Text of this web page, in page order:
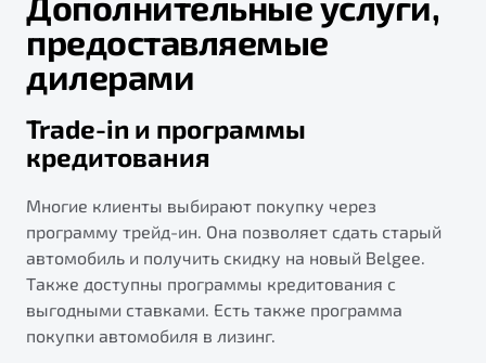
предоставляемые
дилерами
Trade-in и программы
кредитования
Многие клиенты выбирают покупку через
программу трейд-ин. Она позволяет сдать старый
автомобиль и получить скидку на новый Belgee.
Также доступны программы кредитования с
выгодными ставками. Есть также программа
покупки автомобиля в лизинг.